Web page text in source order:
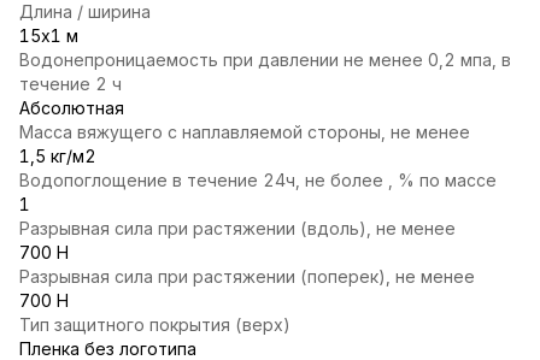
Длина / ширина
15х1 м
Водонепроницаемость при давлении не менее 0,2 мпа, в
течение 2 ч
Абсолютная
Масса вяжущего с наплавляемой стороны, не менее
1,5 кг/м2
Водопоглощение в течение 24ч, не более , % по массе
1
Разрывная сила при растяжении (вдоль), не менее
700 Н
Разрывная сила при растяжении (поперек), не менее
700 Н
Тип защитного покрытия (верх)
Пленка без логотипа